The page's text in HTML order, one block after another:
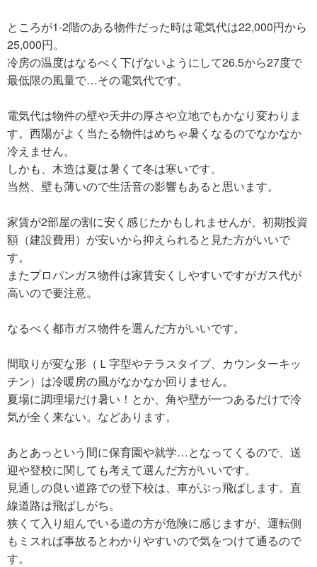
ところが1-2階のある物件だった時は電気代は22,000円から
25,000円。
冷房の温度はなるべく下げないようにして26.5から27度で
最低限の風量で…その電気代です。
電気代は物件の壁や天井の厚さや立地でもかなり変わりま
す。西陽がよく当たる物件はめちゃ暑くなるのでなかなか
冷えません。
しかも、木造は夏は暑くて冬は寒いです。
当然、壁も薄いので生活音の影響もあると思います。
家賃が2部屋の割に安く感じたかもしれませんが、初期投資
額（建設費用）が安いから抑えられると見た方がいいで
す。
またプロパンガス物件は家賃安くしやすいですがガス代が
高いので要注意。
なるべく都市ガス物件を選んだ方がいいです。
間取りが変な形（Ｌ字型やテラスタイプ、カウンターキッ
チン）は冷暖房の風がなかなか回りません。
夏場に調理場だけ暑い！とか、角や壁が一つあるだけで冷
気が全く来ない。などあります。
あとあっという間に保育園や就学…となってくるので、送
迎や登校に関しても考えて選んだ方がいいです。
見通しの良い道路での登下校は、車がぶっ飛ばします。直
線道路は飛ばしがち。
狭くて入り組んでいる道の方が危険に感じますが、運転側
もミスれば事故るとわかりやすいので気をつけて通るので
す。